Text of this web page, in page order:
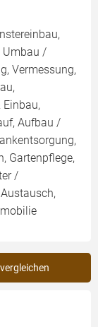
Umbau /
Vermessung,
Einbau,
Aufbau /
Gartenpflege,
/